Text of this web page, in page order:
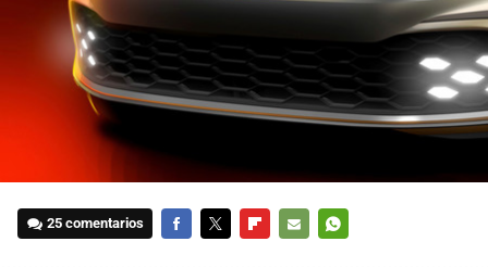
25 comentarios